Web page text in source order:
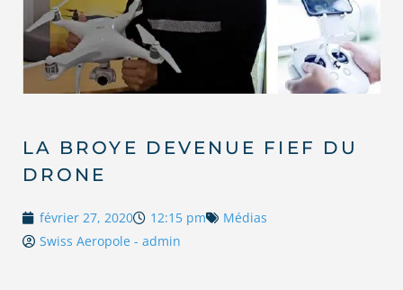
LA BROYE DEVENUE FIEF DU
DRONE
février 27, 2020 12:15 pm
Médias
Swiss Aeropole - admin